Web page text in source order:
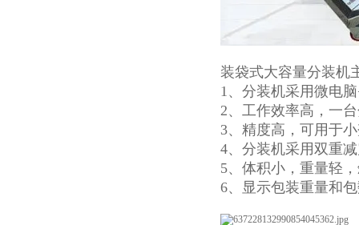
装袋式大容量分装机
1、分装机采用微电
2、工作效率高，一
3、精度高，可用于
4、分装机采用双重
5、体积小，重量轻
6、显示包装重量和